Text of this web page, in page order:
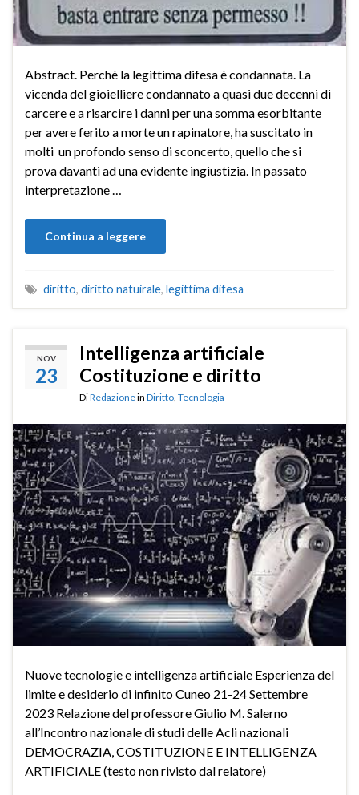
Abstract. Perchè la legittima difesa è condannata. La
vicenda del gioielliere condannato a quasi due decenni di
carcere e a risarcire i danni per una somma esorbitante
per avere ferito a morte un rapinatore, ha suscitato in
molti un profondo senso di sconcerto, quello che si
prova davanti ad una evidente ingiustizia. In passato
interpretazione …
Continua a leggere
diritto, diritto natuirale, legittima difesa
NOV
23
Intelligenza artificiale
Costituzione e diritto
DiRedazionein Diritto Tecnologia
Nuove tecnologie e intelligenza artificiale Esperienza del
limite e desiderio di infinito Cuneo 21-24 Settembre
2023 Relazione del professore Giulio M. Salerno
all’Incontro nazionale di studi delle Acli nazionali
DEMOCRAZIA, COSTITUZIONE E INTELLIGENZA
ARTIFICIALE (testo non rivisto dal relatore)